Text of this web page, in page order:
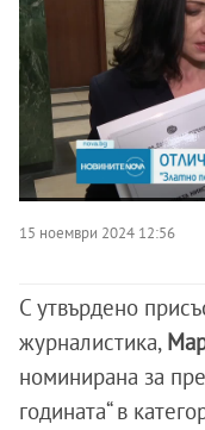
15 ноември 2024 12:56
С утвърдено
журналистика,
номинирана за
годината“ в